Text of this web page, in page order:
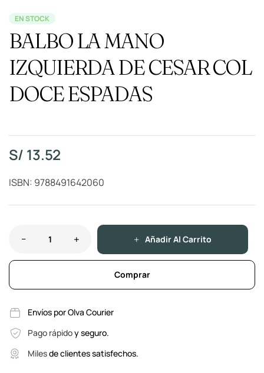
EN STOCK
BALBO LA MANO
IZQUIERDA DE CESAR COL
DOCE ESPADAS
S/ 13.52
ISBN: 9788491642060
Añadir Al Carrito
Comprar
Envíos por Olva Courier
Pago rápidoy seguro.
Milesde clientes satisfechos.